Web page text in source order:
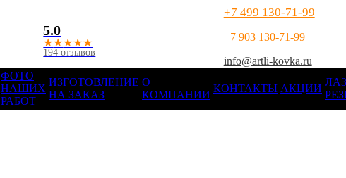
5.0
★★★★★
194 отзывов
+7 499 130-71-99
+7 903 130-71-99
info@artli-kovka.ru
ФОТО
НАШИХ
РАБОТ
ИЗГОТОВЛЕНИЕ
НА ЗАКАЗ
О
КОМПАНИИ
КОНТАКТЫ АКЦИИ